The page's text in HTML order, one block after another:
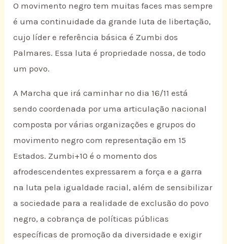
O movimento negro tem muitas faces mas sempre
é uma continuidade da grande luta de libertação,
cujo líder e referência básica é Zumbi dos
Palmares. Essa luta é propriedade nossa, de todo
um povo.
A Marcha que irá caminhar no dia 16/11 está
sendo coordenada por uma articulação nacional
composta por várias organizações e grupos do
movimento negro com representação em 15
Estados. Zumbi+10 é o momento dos
afrodescendentes expressarem a força e a garra
na luta pela igualdade racial, além de sensibilizar
a sociedade para a realidade de exclusão do povo
negro, a cobrança de políticas públicas
específicas de promoção da diversidade e exigir